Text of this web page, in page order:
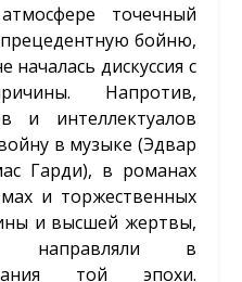
точечный
бойню,
дискуссия с
Напротив,
и интеллектуалов
в музыке (Эдвар
Гарди), в романах
и торжественных
и высшей жертвы,
направляли в
той эпохи.